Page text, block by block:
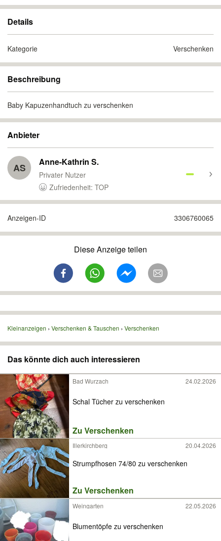
Details
Kategorie Verschenken
Beschreibung
Baby Kapuzenhandtuch zu verschenken
Anbieter
AS Anne-Kathrin S.
Privater Nutzer
Zufriedenheit: TOP
Anzeigen-ID 3306760065
Diese Anzeige teilen
Kleinanzeigen Verschenken & Tauschen Verschenken
Das könnte dich auch interessieren
Bad Wurzach 24.02.2026
Schal Tücher zu verschenken
Zu Verschenken
Illerkirchberg 20.04.2026
Strumpfhosen 74/80 zu verschenken
Zu Verschenken
Weingarten 22.05.2026
Blumentöpfe zu verschenken